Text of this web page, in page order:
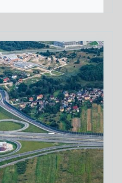
Донбасс из